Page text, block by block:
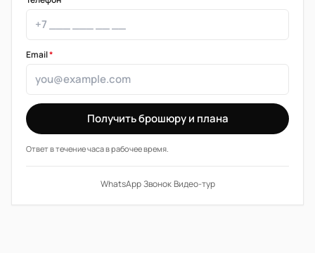
Email*
Получить брошюру и плана
Ответ в течение часа в рабочее время.
WhatsApp·Звонок·Видео-тур